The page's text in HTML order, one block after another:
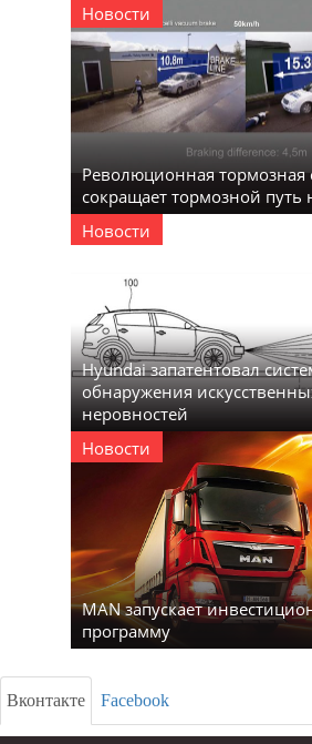
Новости
Революционная тормозная
сокращает тормозной путь
Новости
Hyundai запатентовал
обнаружения
неровностей
Новости
MAN запускает
программу
Вконтакте Facebook